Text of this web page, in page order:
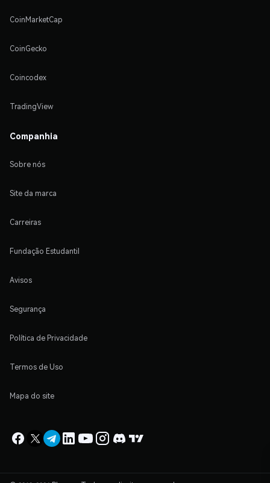
CoinMarketCap
CoinGecko
Coincodex
TradingView
Companhia
Sobre nós
Site da marca
Carreiras
Fundação Estudantil
Avisos
Segurança
Política de Privacidade
Termos de Uso
Mapa do site